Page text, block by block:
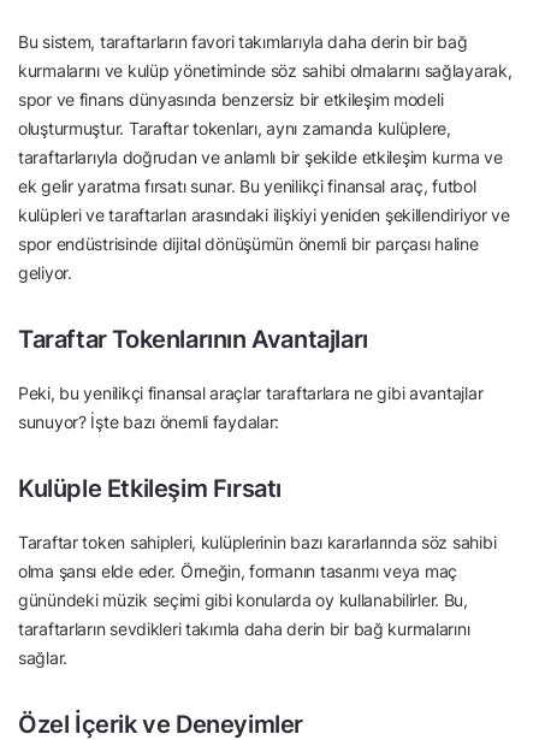
Bu sistem, taraftarların favori takımlarıyla daha derin bir bağ
kurmalarını ve kulüp yönetiminde söz sahibi olmalarını sağlayarak,
spor ve finans dünyasında benzersiz bir etkileşim modeli
oluşturmuştur. Taraftar tokenları, aynı zamanda kulüplere,
taraftarlarıyla doğrudan ve anlamlı bir şekilde etkileşim kurma ve
ek gelir yaratma fırsatı sunar. Bu yenilikçi finansal araç, futbol
kulüpleri ve taraftarları arasındaki ilişkiyi yeniden şekillendiriyor ve
spor endüstrisinde dijital dönüşümün önemli bir parçası haline
geliyor.
Taraftar Tokenlarının Avantajları
Peki, bu yenilikçi finansal araçlar taraftarlara ne gibi avantajlar
sunuyor? İşte bazı önemli faydalar:
Kulüple Etkileşim Fırsatı
Taraftar token sahipleri, kulüplerinin bazı kararlarında söz sahibi
olma şansı elde eder. Örneğin, formanın tasarımı veya maç
günündeki müzik seçimi gibi konularda oy kullanabilirler. Bu,
taraftarların sevdikleri takımla daha derin bir bağ kurmalarını
sağlar.
Özel İçerik ve Deneyimler